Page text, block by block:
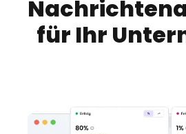
für Ihr